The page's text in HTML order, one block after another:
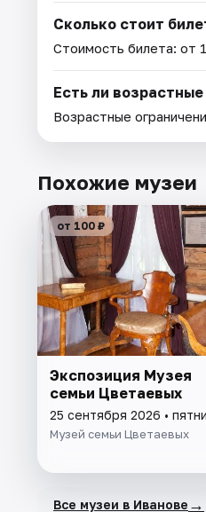
Сколько стоит
Стоимость билета: от
Есть ли
Возрастные
Похожие музеи
от 100 ₽
Экспозиция Музея
семьи Цветаевых
25 сентября 2026 •
Музей семьи Цветаевых
Все музеи в Иванове →